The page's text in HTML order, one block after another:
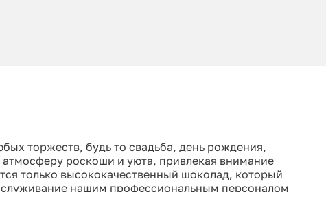
торжеств, будь то свадьба, день рождения,
роскоши и уюта, привлекая внимание
только высококачественный шоколад, который
нашим профессиональным персоналом
фонтан 80 см прямо сейчас и добавьте сладкое